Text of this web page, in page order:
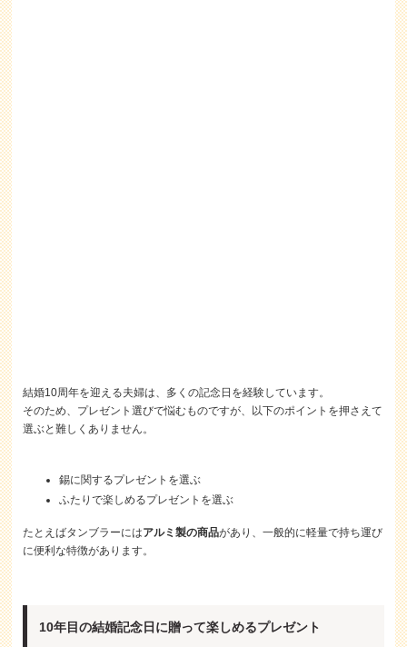
結婚10周年を迎える夫婦は、多くの記念日を経験しています。
そのため、プレゼント選びで悩むものですが、以下のポイントを押さえて
選ぶと難しくありません。
錫に関するプレゼントを選ぶ
ふたりで楽しめるプレゼントを選ぶ
たとえばタンブラーにはアルミ製の商品があり、一般的に軽量で持ち運び
に便利な特徴があります。
10年目の結婚記念日に贈って楽しめるプレゼント